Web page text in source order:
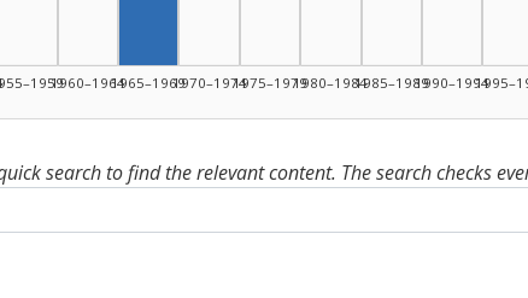
1960–19641965–19691970–19741975–19791980–19841985–19891990–1994
search to find the relevant content. The search checks